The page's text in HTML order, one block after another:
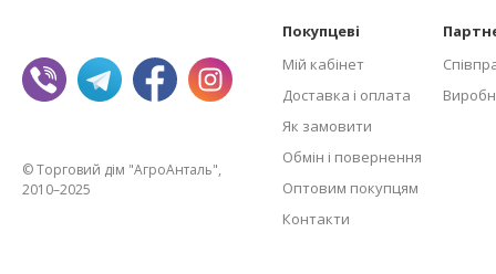
© Торговий дім "АгроАнталь",
2010–2025
Покупцеві
Мій кабінет
Доставка і оплата
Як замовити
Обмін і повернення
Оптовим покупцям
Контакти